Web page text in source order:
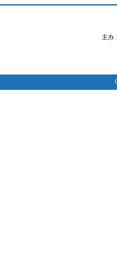
主办